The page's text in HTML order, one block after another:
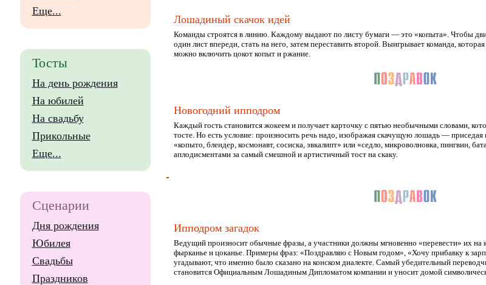
Лошадиный скачок идей
Команды строятся в линию. Каждому выдают по листу бумаги — это «копыта». Чтобы
один лист впереди, стать на него, затем переставить второй. Выигрывает команда,
можно включить цокот копыт и ржание.
Новогодний ипподром
Каждый гость становится жокеем и получает карточку с пятью необычными словами,
тосте. Но есть условие: произносить речь надо, изображая скачущую лошадь — приседая
«копыто, блендер, космонавт, сосиска, эвкалипт» или «седло, микроволновка, пингвин,
аплодисментами за самый смешной и артистичный тост на скаку.
Ипподром загадок
Ведущий произносит обычные фразы, а участники должны мгновенно «перевести» их на
фырканье и цоканье. Примеры фраз: «Поздравляю с Новым годом», «Хочу прибавку к
угадывают, что именно было сказано на конском диалекте. Самый убедительный
становится Официальным Лошадиным Дипломатом компании и уносит домой
Еще...
Тосты
На день рождения
На юбилей
На свадьбу
Прикольные
Еще...
Сценарии
Дня рождения
Юбилея
Свадьбы
Праздников